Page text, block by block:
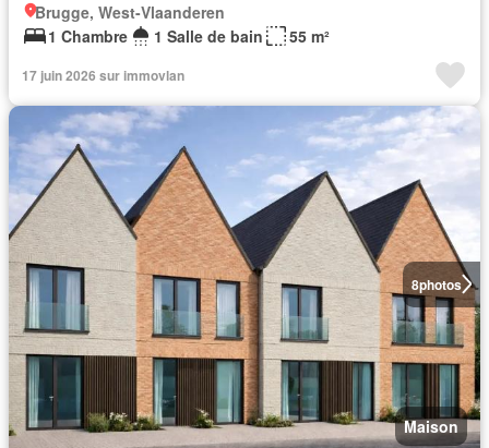
Brugge, West-Vlaanderen
1 Chambre
1 Salle de bain 55 m²
17 juin 2026 sur immovlan
8photos
Maison